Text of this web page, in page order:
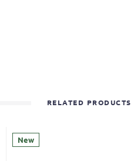
RELATED PRODUCTS
New